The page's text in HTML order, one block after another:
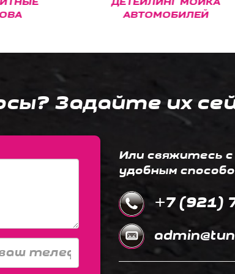
АВТОМОБИЛЕЙ
Задайте их
Или свяжитесь
удобным
+7 (921)